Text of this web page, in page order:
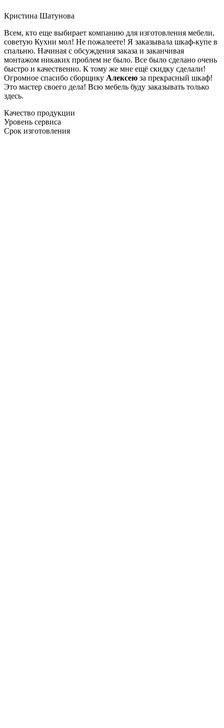
Кристина Шатунова
Всем, кто еще выбирает компанию для изготовления мебели,
советую Кухни мол! Не пожалеете! Я заказывала шкаф-купе в
спальню. Начиная с обсуждения заказа и заканчивая
монтажом никаких проблем не было. Все было сделано очень
быстро и качественно. К тому же мне ещё скидку сделали!
Огромное спасибо сборщику Алексею за прекрасный шкаф!
Это мастер своего дела! Всю мебель буду заказывать только
здесь.
Качество продукции
Уровень сервиса
Срок изготовления